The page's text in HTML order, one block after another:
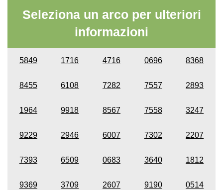
Seleziona un arco per ulteriori
informazioni
5849 1716 4716 0696 8368
8455 6108 7282 7557 2893
1964 9918 8567 7558 3247
9229 2946 6007 7302 2207
7393 6509 0683 3640 1812
9369 3709 2607 9190 0514